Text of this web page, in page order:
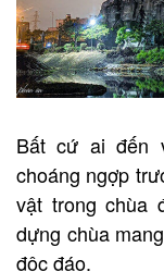
Bất cứ ai đến
choáng ngợp
vật trong chùa
dựng chùa
độc đáo.